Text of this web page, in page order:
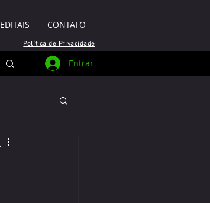
EDITAIS CONTATO
Política de Privacidade
Entrar